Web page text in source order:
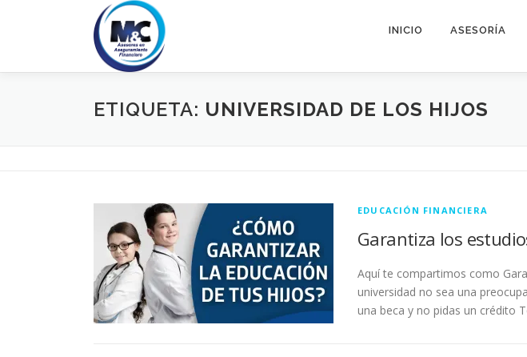
INICIO ASESORÍA
ETIQUETA: UNIVERSIDAD DE LOS HIJOS
EDUCACIÓN FINANCIERA
Garantiza los
Aquí te compartimos como
universidad no sea una
una beca y no pidas un crédito